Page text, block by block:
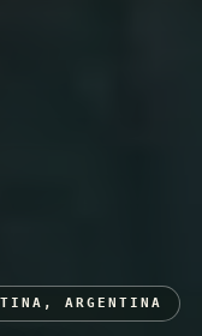
ARGENTINA